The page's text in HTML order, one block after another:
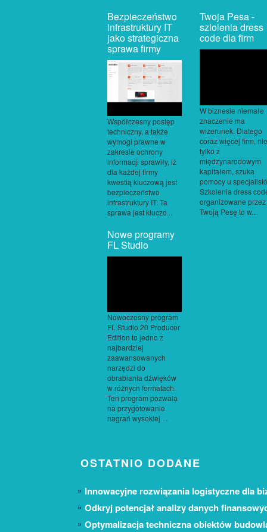
Bezpieczeństwo
infrastruktury IT
jako strategiczna
sprawa firmy
Współczesny postęp
techniczny, a także
wymogi prawne w
zakresie ochrony
informacji sprawiły, iż
dla każdej firmy
kwestią kluczową jest
bezpieczeństwo
infrastruktury IT. Ta
sprawa jest kluczo...
Twoja Pesa -
szlolenia dress
code dla firm
W biznesie niemałe
znaczenie ma
wizerunek. Dlatego
coraz więcej firm, nie
tylko z
międzynarodowym
kapitałem, szuka
pomocy u
Szkolenia dress
organizowane przez
Twoją Pesę to w...
Nowe programy
FL Studio
Nowoczesny program
FL Studio 20 Producer
Edition to jedno z
najbardziej
zaawansowanych
narzędzi do
obrabiania dźwięków
w różnych formatach.
Ten program pozwala
na przygotowanie
nagrań wysokiej ...
OSTATNIO DODANE
Innowacyjne rozwiązania logistyczne dla
Odkryj potencjał analizy danych
Optymalizacja techniczna obiektów